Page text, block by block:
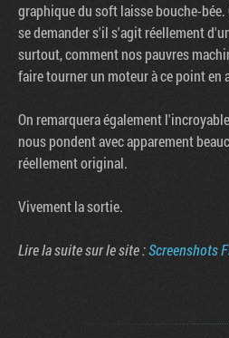
graphique du soft laisse bouche-
se demander s'il s'agit réellement
surtout, comment nos pauvres
faire tourner un moteur à ce point en
On remarquera également
nous pondent avec apparement
réellement original.
Vivement la sortie.
Lire la suite sur le site :Screenshots